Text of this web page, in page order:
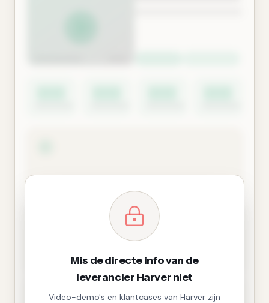
Mis de directe info van de
leverancier Harver niet
Video-demo's en klantcases van Harver zijn